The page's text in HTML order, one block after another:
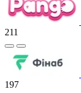
211
197